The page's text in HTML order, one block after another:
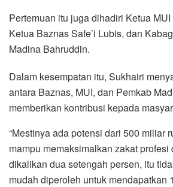
Pertemuan itu juga dihadiri Ketua
Ketua Baznas Safe’i Lubis, dan
Madina Bahruddin.
Dalam kesempatan itu, Sukhairi
antara Baznas, MUI, dan Pemkab
memberikan kontribusi kepada
“Mestinya ada potensi dari 500 miliar
mampu memaksimalkan zakat profesi
dikalikan dua setengah persen, itu
mudah diperoleh untuk mendapatkan